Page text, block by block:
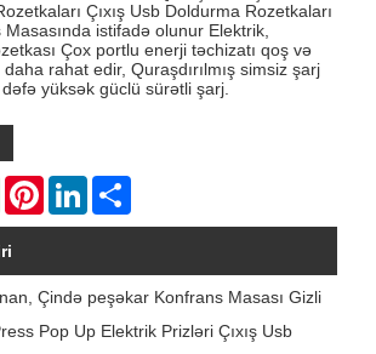
Çıxış Usb Doldurma Rozetkaları
istifadə olunur Elektrik,
Çox portlu enerji təchizatı qoş və
rahat edir, Quraşdırılmış simsiz şarj
yüksək güclü sürətli şarj.
WhatsAppPinterestLinkedIn
Çində peşəkar Konfrans Masası Gizli
Pop Up Elektrik Prizləri Çıxış Usb